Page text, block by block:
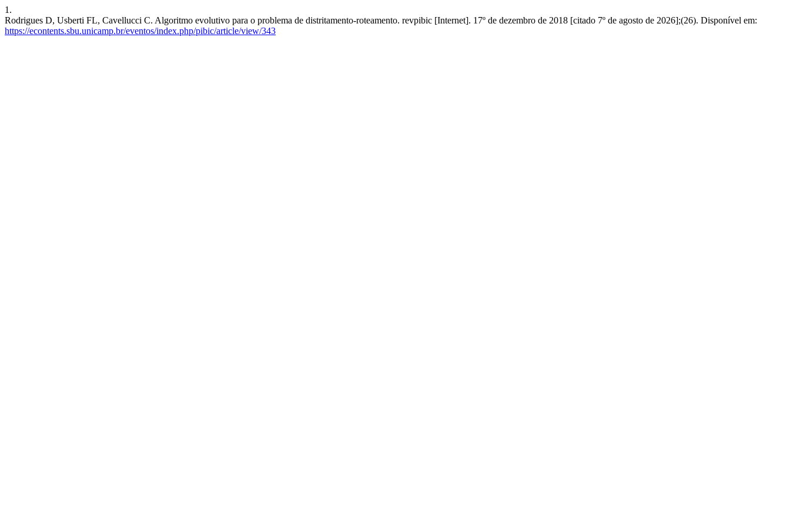
1.
Rodrigues D, Usberti FL, Cavellucci C. Algoritmo evolutivo para o problema de distritamento-roteamento. revpibic [Internet]. 17º de dezembro de 2018 [citado 7º de agosto de 2026];(26). Disponível em:
https://econtents.sbu.unicamp.br/eventos/index.php/pibic/article/view/343